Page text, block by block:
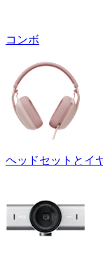
コンボ
ヘッドセットとイ